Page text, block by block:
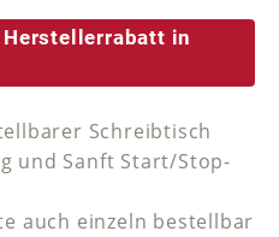
Herstellerrabatt in
Schreibtisch
und Sanft Start/Stop-
auch einzeln bestellbar